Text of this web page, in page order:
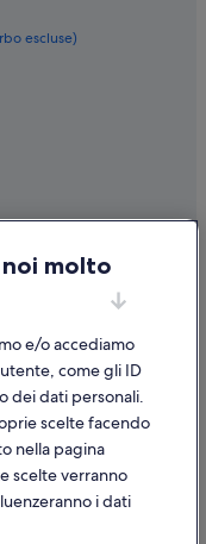
escluse)
una casa vacanze
molto
e/o accediamo
come gli ID
dei dati personali.
scelte facendo
nella pagina
scelte verranno
i dati